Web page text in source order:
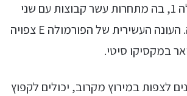
של ליגת הפורמולה 1, בה מתחרות עשר קבוצות עם שני
נהגים בכל קבוצה. העונה העשירית של הפורמולה E צפויה
לצפות במירוץ מקרוב, יכולים לקפוץ